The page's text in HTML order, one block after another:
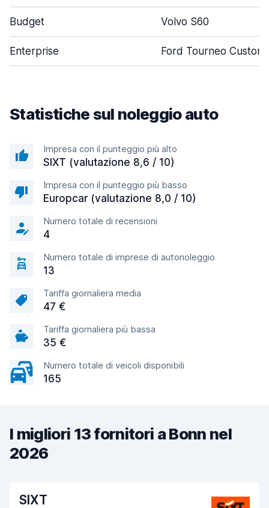
Budget Volvo S60
Enterprise Ford Tourneo Custom
Statistiche sul noleggio auto
Impresa con il punteggio più alto
SIXT (valutazione 8,6 / 10)
Impresa con il punteggio più basso
Europcar (valutazione 8,0 / 10)
Numero totale di recensioni
4
Numero totale di imprese di autonoleggio
13
Tariffa giornaliera media
47 €
Tariffa giornaliera più bassa
35 €
Numero totale di veicoli disponibili
165
I migliori 13 fornitori a Bonn nel
2026
SIXT